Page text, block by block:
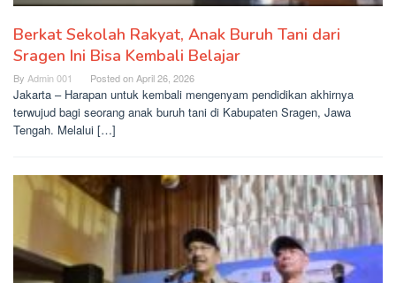
Berkat Sekolah Rakyat, Anak Buruh Tani dari
Sragen Ini Bisa Kembali Belajar
By Admin 001 Posted onApril 26, 2026
Jakarta – Harapan untuk kembali mengenyam pendidikan akhirnya
terwujud bagi seorang anak buruh tani di Kabupaten Sragen, Jawa
Tengah. Melalui […]